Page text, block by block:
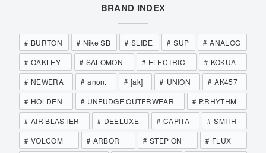
BRAND INDEX
BURTON Nike SB SLIDE SUP
ANALOG
OAKLEY
SALOMON ELECTRIC
KOKUA
NEWERA
anon. [ak] UNION
AK457
HOLDEN
UNFUDGE OUTERWEAR
P.RHYTHM
AIR BLASTER
DEELUXE CAPITA
SMITH
VOLCOM
ARBOR STEP ON
FLUX